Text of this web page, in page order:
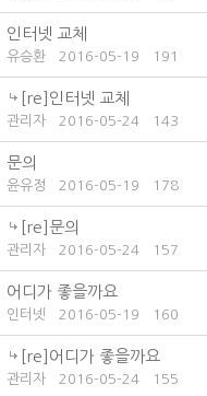
인터넷 교체
유승환 2016-05-19 191
[re]인터넷 교체
관리자 2016-05-24 143
문의
윤유정 2016-05-19 178
[re]문의
관리자 2016-05-24 157
어디가 좋을까요
인터넷 2016-05-19 160
[re]어디가 좋을까요
관리자 2016-05-24 155